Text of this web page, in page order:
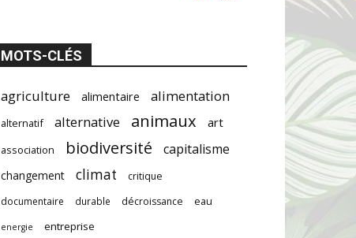
MOTS-CLÉS
agriculture alimentaire alimentation
alternatif alternative animaux art
association biodiversité capitalisme
changement climat
critique
documentaire
durable décroissance eau
energie entreprise